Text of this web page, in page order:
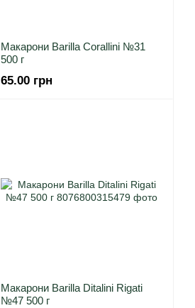
Макарони Barilla Corallini №31
500 г
65.00 грн
Макарони Barilla Ditalini Rigati
№47 500 г